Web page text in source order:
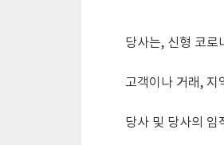
당사는, 신형 코로
고객이나 거래, 지
당사 및 당사의